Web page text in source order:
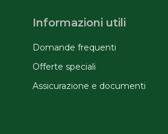
Informazioni utili
Domande frequenti
Offerte speciali
Assicurazione e documenti